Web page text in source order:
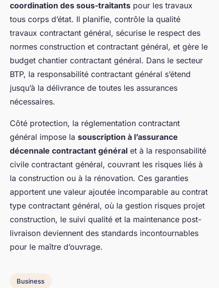
coordination des sous-traitants pour les travaux
tous corps d’état. Il planifie, contrôle la qualité
travaux contractant général, sécurise le respect des
normes construction et contractant général, et gère le
budget chantier contractant général. Dans le secteur
BTP, la responsabilité contractant général s’étend
jusqu’à la délivrance de toutes les assurances
nécessaires.
Côté protection, la réglementation contractant
général impose la souscription à l’assurance
décennale contractant général et à la responsabilité
civile contractant général, couvrant les risques liés à
la construction ou à la rénovation. Ces garanties
apportent une valeur ajoutée incomparable au contrat
type contractant général, où la gestion risques projet
construction, le suivi qualité et la maintenance post-
livraison deviennent des standards incontournables
pour le maître d’ouvrage.
Business